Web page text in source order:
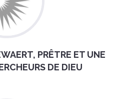
PRÊTRE ET UNE
DE DIEU